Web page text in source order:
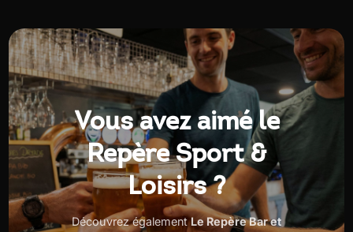
Vous avez aimé le
Repère Sport &
Loisirs ?
Découvrez égalementLe Repère Bar et